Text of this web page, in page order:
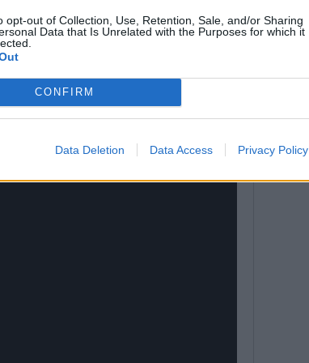
opt-out of Collection, Use, Retention, Sale, and/or Sharing
Data that Is Unrelated with the Purposes for which it
CONFIRM
Data Deletion Data Access Privacy Policy